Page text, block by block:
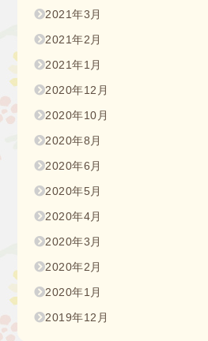
2021年3月
2021年2月
2021年1月
2020年12月
2020年10月
2020年8月
2020年6月
2020年5月
2020年4月
2020年3月
2020年2月
2020年1月
2019年12月